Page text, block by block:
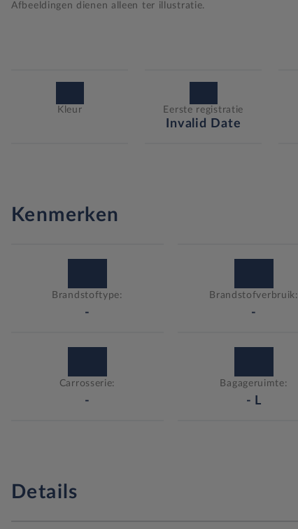
Afbeeldingen dienen alleen ter illustratie.
Kleur Eerste registratie
Invalid Date
Kenmerken
Brandstoftype:
-
Brandstofverbruik:
-
Carrosserie:
-
Bagageruimte:
- L
Details